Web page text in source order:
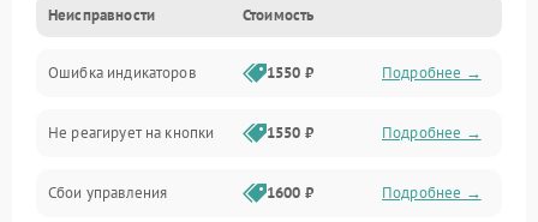
Механика
Аккумулятор
Работа системы
Всасывание
Неисправности Стоимость
Ошибка индикаторов 1550 ₽ Подробнее →
Не реагирует на кнопки 1550 ₽ Подробнее →
Сбои управления 1600 ₽ Подробнее →